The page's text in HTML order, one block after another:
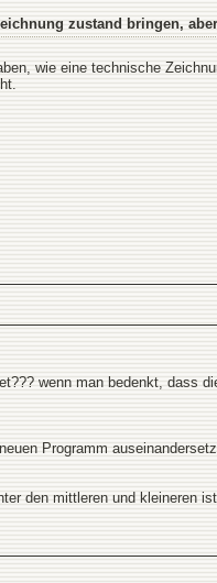
zustand bringen,
wie eine technische
wenn man bedenkt, dass
Programm
den mittleren und kleineren